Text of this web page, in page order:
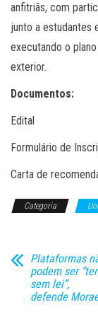
anfitriãs, com
junto a estudantes
executando o
exterior.
Documentos:
Edital
Formulário de
Carta de
Categoria
Plataformas
podem ser
sem lei”,
defende